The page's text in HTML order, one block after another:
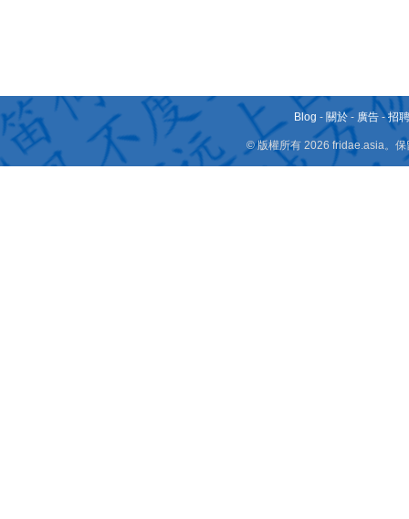
Blog - 關於 - 廣告 -招
© 版權所有 2026 fridae.asia。